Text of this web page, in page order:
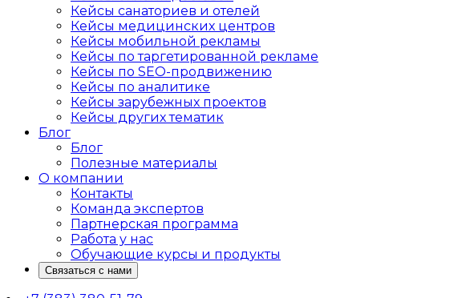
Кейсы санаториев и отелей
Кейсы медицинских центров
Кейсы мобильной рекламы
Кейсы по таргетированной рекламе
Кейсы по SEO-продвижению
Кейсы по аналитике
Кейсы зарубежных проектов
Кейсы других тематик
Блог
Блог
Полезные материалы
О компании
Контакты
Команда экспертов
Партнерская программа
Работа у нас
Обучающие курсы и продукты
Связаться с нами